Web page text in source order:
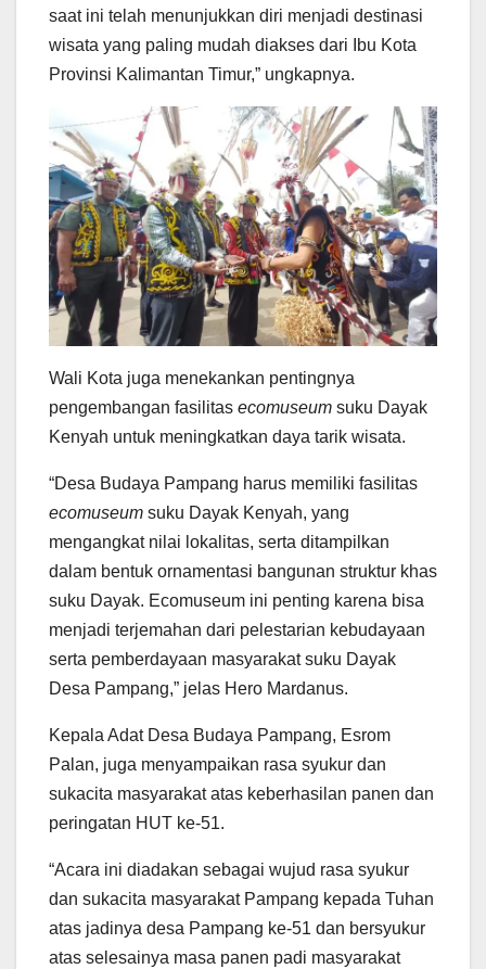
saat ini telah menunjukkan diri menjadi destinasi
wisata yang paling mudah diakses dari Ibu Kota
Provinsi Kalimantan Timur,” ungkapnya.
Wali Kota juga menekankan pentingnya
pengembangan fasilitas ecomuseum suku Dayak
Kenyah untuk meningkatkan daya tarik wisata.
“Desa Budaya Pampang harus memiliki fasilitas
ecomuseum suku Dayak Kenyah, yang
mengangkat nilai lokalitas, serta ditampilkan
dalam bentuk ornamentasi bangunan struktur khas
suku Dayak. Ecomuseum ini penting karena bisa
menjadi terjemahan dari pelestarian kebudayaan
serta pemberdayaan masyarakat suku Dayak
Desa Pampang,” jelas Hero Mardanus.
Kepala Adat Desa Budaya Pampang, Esrom
Palan, juga menyampaikan rasa syukur dan
sukacita masyarakat atas keberhasilan panen dan
peringatan HUT ke-51.
“Acara ini diadakan sebagai wujud rasa syukur
dan sukacita masyarakat Pampang kepada Tuhan
atas jadinya desa Pampang ke-51 dan bersyukur
atas selesainya masa panen padi masyarakat